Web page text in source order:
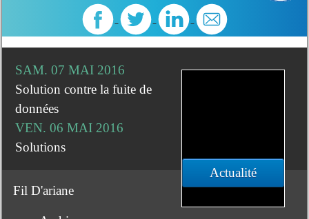
Actualité
SAM. 07 MAI 2016
Solution contre la fuite de
données
VEN. 06 MAI 2016
Solutions
Fil D'ariane